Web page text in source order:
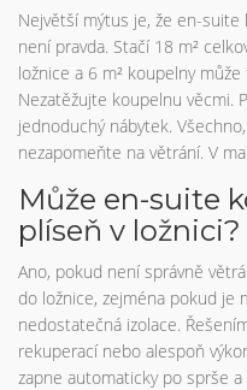
Největší mýtus je, že en-suite
není pravda. Stačí 18 m²
ložnice a 6 m² koupelny
Nezatěžujte koupelnu věcmi.
jednoduchý nábytek.
nezapomeňte na větrání. V
Může en-suite
plíseň v ložnici?
Ano, pokud není správně
do ložnice, zejména pokud je
nedostatečná izolace.
rekuperací nebo alespoň
zapne automaticky po sprše